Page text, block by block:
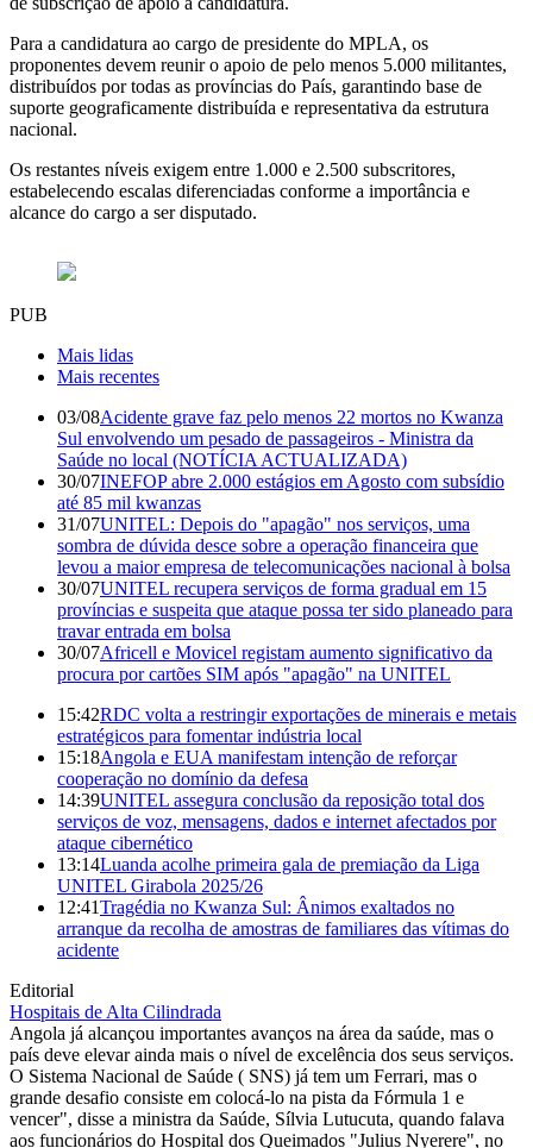
Para a candidatura ao cargo de presidente do MPLA, os
proponentes devem reunir o apoio de pelo menos 5.000 militantes,
distribuídos por todas as províncias do País, garantindo base de
suporte geograficamente distribuída e representativa da estrutura
nacional.
Os restantes níveis exigem entre 1.000 e 2.500 subscritores,
estabelecendo escalas diferenciadas conforme a importância e
alcance do cargo a ser disputado.
PUB
Mais lidas
Mais recentes
03/08Acidente grave faz pelo menos 22 mortos no Kwanza
Sul envolvendo um pesado de passageiros - Ministra da
Saúde no local (NOTÍCIA ACTUALIZADA)
30/07INEFOP abre 2.000 estágios em Agosto com subsídio
até 85 mil kwanzas
31/07UNITEL: Depois do "apagão" nos serviços, uma
sombra de dúvida desce sobre a operação financeira que
levou a maior empresa de telecomunicações nacional à bolsa
30/07UNITEL recupera serviços de forma gradual em 15
províncias e suspeita que ataque possa ter sido planeado para
travar entrada em bolsa
30/07Africell e Movicel registam aumento significativo da
procura por cartões SIM após "apagão" na UNITEL
15:42RDC volta a restringir exportações de minerais e metais
estratégicos para fomentar indústria local
15:18Angola e EUA manifestam intenção de reforçar
cooperação no domínio da defesa
14:39UNITEL assegura conclusão da reposição total dos
serviços de voz, mensagens, dados e internet afectados por
ataque cibernético
13:14Luanda acolhe primeira gala de premiação da Liga
UNITEL Girabola 2025/26
12:41Tragédia no Kwanza Sul: Ânimos exaltados no
arranque da recolha de amostras de familiares das vítimas do
acidente
Editorial
Hospitais de Alta Cilindrada
Angola já alcançou importantes avanços na área da saúde, mas o
país deve elevar ainda mais o nível de excelência dos seus serviços.
O Sistema Nacional de Saúde ( SNS) já tem um Ferrari, mas o
grande desafio consiste em colocá-lo na pista da Fórmula 1 e
vencer", disse a ministra da Saúde, Sílvia Lutucuta, quando falava
aos funcionários do Hospital dos Queimados "Julius Nyerere", no